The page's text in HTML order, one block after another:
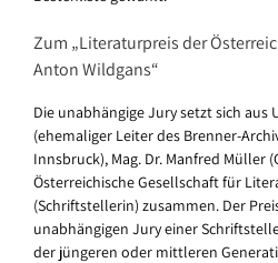
Zum „Literaturpreis der
Anton Wildgans“
Die unabhängige Jury setzt sich aus
(ehemaliger Leiter des Brenner-
Innsbruck), Mag. Dr. Manfred Müller
Österreichische Gesellschaft für
(Schriftstellerin) zusammen. Der
unabhängigen Jury einer
der jüngeren oder mittleren